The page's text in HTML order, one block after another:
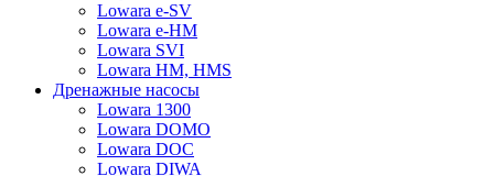
Lowara e-SV
Lowara e-HM
Lowara SVI
Lowara HM, HMS
Дренажные насосы
Lowara 1300
Lowara DOMO
Lowara DOC
Lowara DIWA